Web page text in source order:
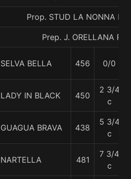
Prop. STUD LA NONNA
Prep. J. ORELLANA R.
SELVA BELLA 456 0/0
LADY IN BLACK 450
2 3/4
c
GUAGUA BRAVA 438
5 3/4
c
NARTELLA 481
7 3/4
c